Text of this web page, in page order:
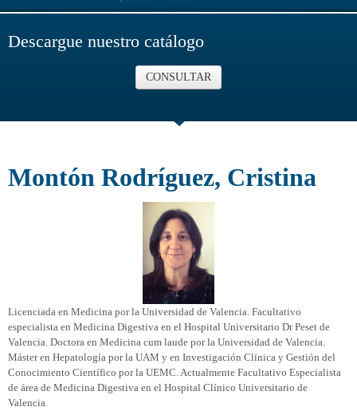
Descargue nuestro catálogo
CONSULTAR
Montón Rodríguez, Cristina
Licenciada en Medicina por la Universidad de Valencia. Facultativo
especialista en Medicina Digestiva en el Hospital Universitario Dr Peset de
Valencia. Doctora en Medicina cum laude por la Universidad de Valencia.
Máster en Hepatología por la UAM y en Investigación Clínica y Gestión del
Conocimiento Científico por la UEMC. Actualmente Facultativo Especialista
de área de Medicina Digestiva en el Hospital Clínico Universitario de
Valencia.